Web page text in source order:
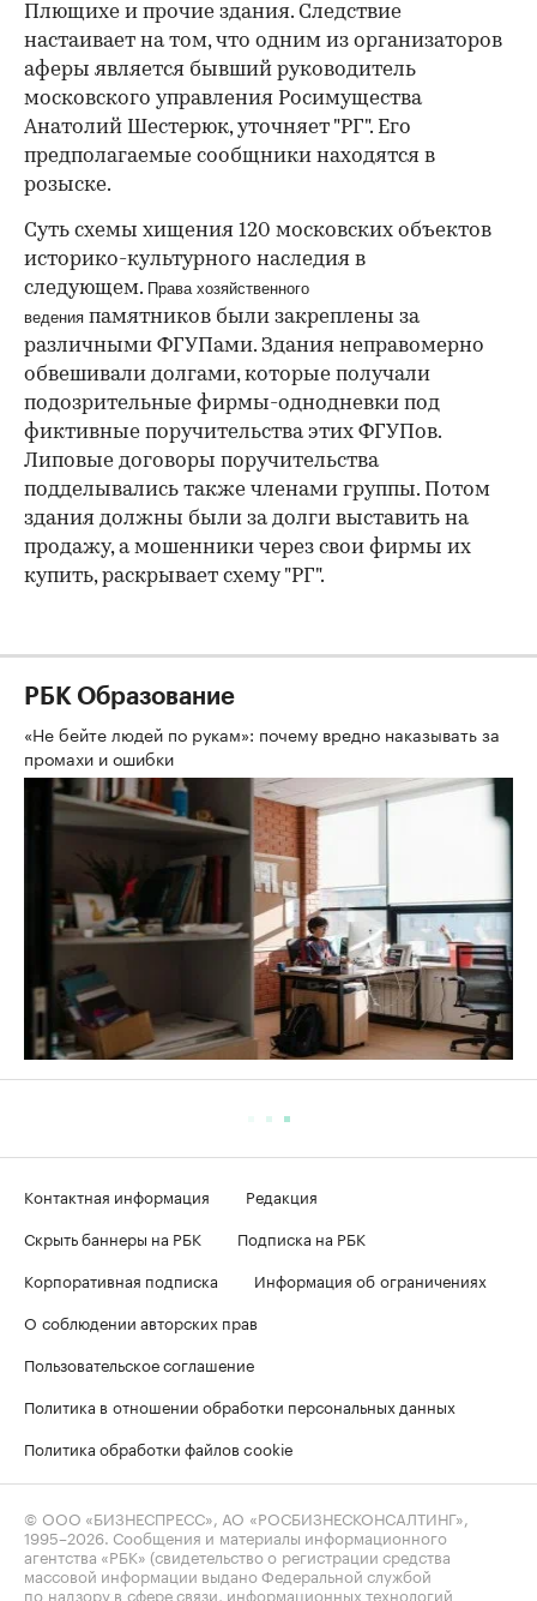
Плющихе и прочие здания. Следствие
настаивает на том, что одним из организаторов
аферы является бывший руководитель
московского управления Росимущества
Анатолий Шестерюк, уточняет "РГ". Его
предполагаемые сообщники находятся в
розыске.
Суть схемы хищения 120 московских объектов
историко-культурного наследия в
следующем. Права хозяйственного
ведения памятников были закреплены за
различными ФГУПами. Здания неправомерно
обвешивали долгами, которые получали
подозрительные фирмы-однодневки под
фиктивные поручительства этих ФГУПов.
Липовые договоры поручительства
подделывались также членами группы. Потом
здания должны были за долги выставить на
продажу, а мошенники через свои фирмы их
купить, раскрывает схему "РГ".
РБК Образование
«Не бейте людей по рукам»: почему вредно наказывать за
промахи и ошибки
Контактная информация
Редакция
Скрыть баннеры на РБК
Подписка на РБК
Корпоративная подписка
Информация об ограничениях
О соблюдении авторских прав
Пользовательское соглашение
Политика в отношении обработки персональных данных
Политика обработки файлов cookie
© ООО «БИЗНЕСПРЕСС», АО «РОСБИЗНЕСКОНСАЛТИНГ»,
1995–2026 . Сообщения и материалы информационного
агентства «РБК» (свидетельство о регистрации средства
массовой информации выдано Федеральной службой
по надзору в сфере связи, информационных технологий